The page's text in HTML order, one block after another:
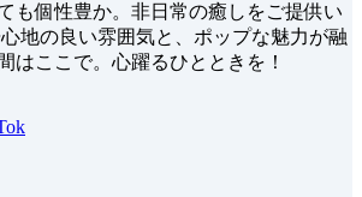
も個性豊か。非日常の癒しをご提供い
地の良い雰囲気と、ポップな魅力が融
はここで。心躍るひとときを！